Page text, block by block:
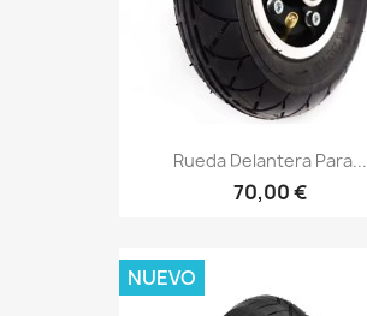
Rueda Delantera Para...
70,00 €
NUEVO